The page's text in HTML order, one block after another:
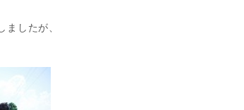
したが、